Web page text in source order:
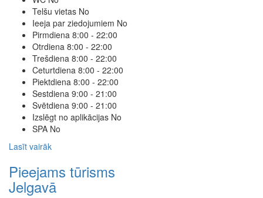
Telšu vietas No
Ieeja par ziedojumiem No
Pirmdiena 8:00 - 22:00
Otrdiena 8:00 - 22:00
Trešdiena 8:00 - 22:00
Ceturtdiena 8:00 - 22:00
Piektdiena 8:00 - 22:00
Sestdiena 9:00 - 21:00
Svētdiena 9:00 - 21:00
Izslēgt no aplikācijas No
SPA No
Lasīt vairāk
Pieejams tūrisms
Jelgavā